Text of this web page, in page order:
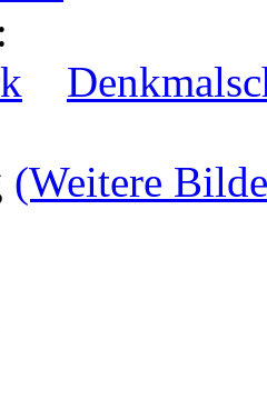
(Weitere